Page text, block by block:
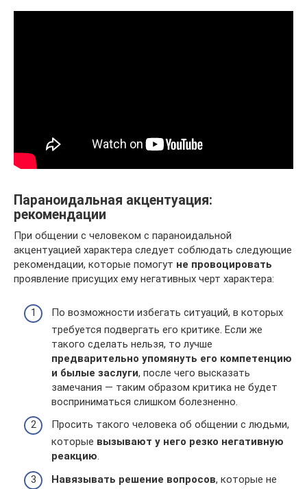
Параноидальная акцентуация:
рекомендации
При общении с человеком с параноидальной
акцентуацией характера следует соблюдать следующие
рекомендации, которые помогут не провоцировать
проявление присущих ему негативных черт характера:
По возможности избегать ситуаций, в которых
требуется подвергать его критике. Если же
такого сделать нельзя, то лучше
предварительно упомянуть его компетенцию
и былые заслуги, после чего высказать
замечания — таким образом критика не будет
восприниматься слишком болезненно.
Просить такого человека об общении с людьми,
которые вызывают у него резко негативную
реакцию.
Навязывать решение вопросов, которые не